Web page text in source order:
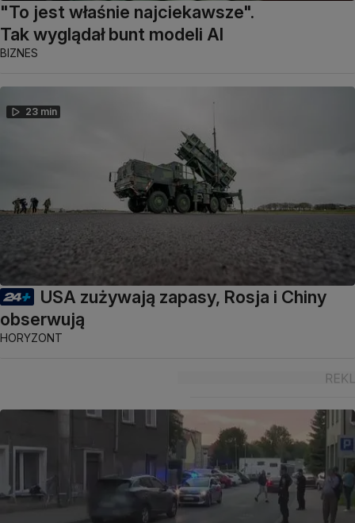
"To jest właśnie najciekawsze".
Tak wyglądał bunt modeli AI
BIZNES
23 min
USA zużywają zapasy, Rosja i Chiny
obserwują
HORYZONT